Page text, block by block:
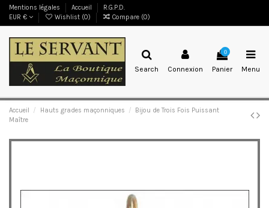
Mentions légales Accueil
R.G.P.D.
EUR €
Wishlist (0) Compare (0)
Search Connexion
0
Panier Menu
Accueil Hauts grades maçonniques
Bijou de Trois Fois Puissant
Maître